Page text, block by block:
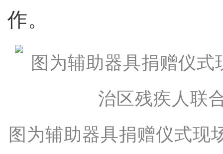
作。
图为辅助器具捐赠仪式现